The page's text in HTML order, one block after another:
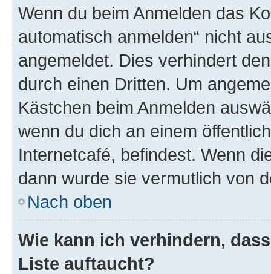
Wenn du beim Anmelden das
automatisch anmelden“ nicht
angemeldet. Dies verhindert
durch einen Dritten. Um
Kästchen beim Anmelden
wenn du dich an einem
Internetcafé, befindest. Wenn
dann wurde sie vermutlich von
Nach oben
Wie kann ich verhindern,
Liste auftaucht?